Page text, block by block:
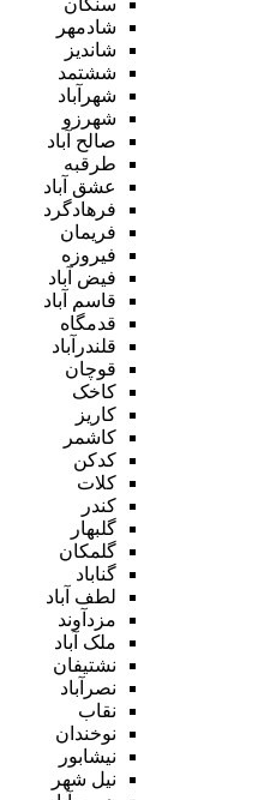
شادمهر
شاندیز
ششتمد
شهرآباد
شهرزو
صالح آباد
طرقبه
عشق آباد
فرهادگرد
فریمان
فیروزه
فیض آباد
قاسم آباد
قدمگاه
قلندرآباد
قوچان
کاخک
کاریز
کاشمر
کدکن
کلات
کندر
گلبهار
گلمکان
گناباد
لطف آباد
مزدآوند
ملک آباد
نشتیفان
نصرآباد
نقاب
نوخندان
نیشابور
نیل شهر